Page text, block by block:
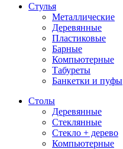
Стулья
Металлические
Деревянные
Пластиковые
Барные
Компьютерные
Табуреты
Банкетки и пуфы
Столы
Деревянные
Стеклянные
Стекло + дерево
Компьютерные